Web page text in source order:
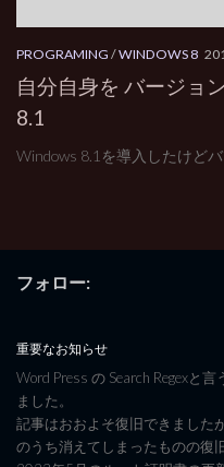
PROGRAMING /WINDOWS 8
自分自身を バージョ
8.1
Windows 8.1を導入したけどバ
フォロー:
重要なお知らせ
Word Press の Search Regexと
ました。
記事はおおよそ復旧できましたが
のうち消えてしまったものの復